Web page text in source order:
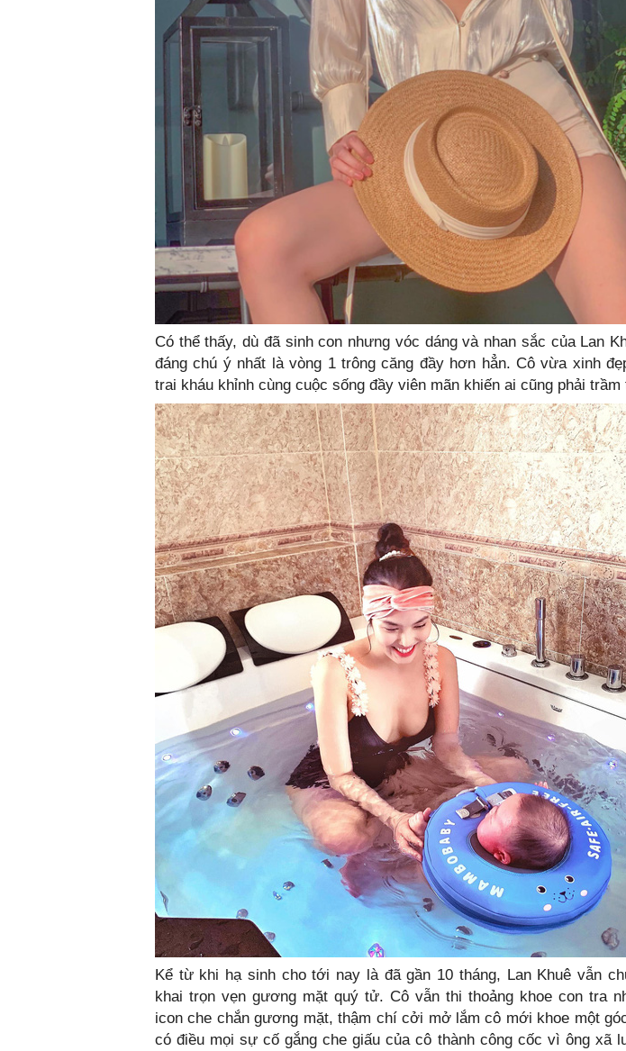
Có thể thấy, dù đã sinh con nhưng vóc dáng và nhan sắc của Lan
đáng chú ý nhất là vòng 1 trông căng đầy hơn hẳn. Cô vừa xinh
trai kháu khỉnh cùng cuộc sống đầy viên mãn khiến ai cũng phải trầm
Kể từ khi hạ sinh cho tới nay là đã gần 10 tháng, Lan Khuê vẫn
khai trọn vẹn gương mặt quý tử. Cô vẫn thi thoảng khoe con tra
icon che chắn gương mặt, thậm chí cởi mở lắm cô mới khoe một
có điều mọi sự cố gắng che giấu của cô thành công cốc vì ông xã